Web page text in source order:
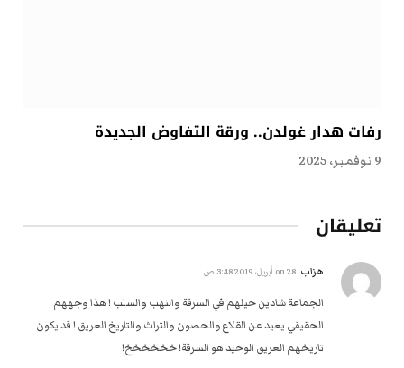
رفات هدار غولدن.. ورقة التفاوض الجديدة
9 نوفمبر، 2025
تعليقان
هزاب 28 أبريل، 2019 3:48 ص
الجماعة شادين حيلهم في السرقة والنهب والسلب ! هذا وجههم
الحقيقي يعيد عن القلاع والحصون والتراث والتاريخ العريق ! قد يكون
تاريخهم العريق الوحيد هو السرقة! خخخخخخ!